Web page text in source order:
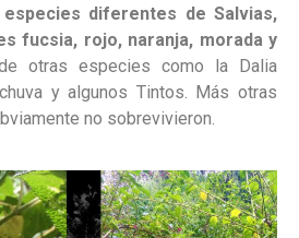
diferentes de Salvias,
fucsia, rojo, naranja, morada y
otras especies como la Dalia
y algunos Tintos. Más otras
no sobrevivieron.